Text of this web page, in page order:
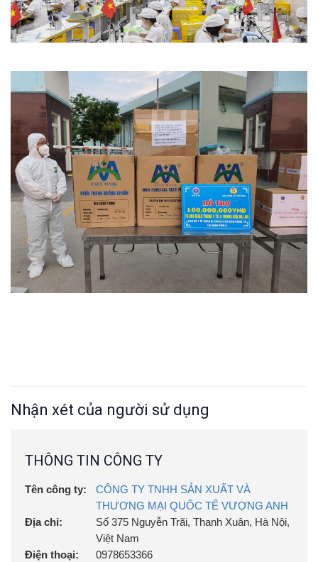
Nhận xét của người sử dụng
THÔNG TIN CÔNG TY
Tên công ty:
CÔNG TY TNHH SẢN XUẤT VÀ
THƯƠNG MẠI QUỐC TẾ VƯỢNG ANH
Địa chỉ:
Số 375 Nguyễn Trãi, Thanh Xuân, Hà Nội,
Việt Nam
Điện thoại:
0978653366